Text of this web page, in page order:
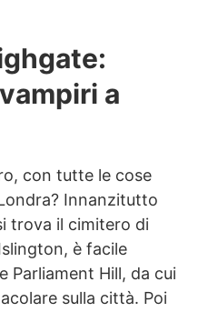
a
con tutte le cose
Innanzitutto
trova il cimitero di
è facile
Parliament Hill, da cui
sulla città. Poi